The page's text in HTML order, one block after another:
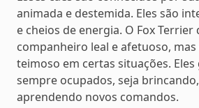
animada e destemida. Eles são
e cheios de energia. O Fox Terrier
companheiro leal e afetuoso,
teimoso em certas situações.
sempre ocupados, seja
aprendendo novos comandos.